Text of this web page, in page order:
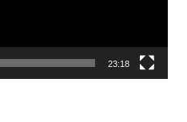
23:18